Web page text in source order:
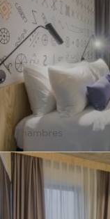
Chambres